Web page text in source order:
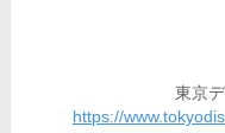
東京
https://